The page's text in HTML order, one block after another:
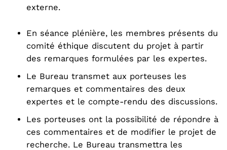
externe.
En séance plénière, les membres présents du
comité éthique discutent du projet à partir
des remarques formulées par les expertes.
Le Bureau transmet aux porteuses les
remarques et commentaires des deux
expertes et le compte-rendu des discussions.
Les porteuses ont la possibilité de répondre à
ces commentaires et de modifier le projet de
recherche. Le Bureau transmettra les